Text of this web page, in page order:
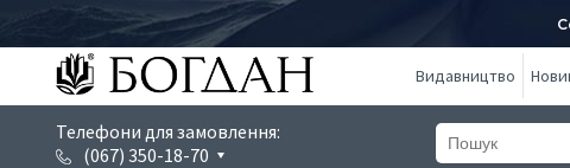
Видавництво
Телефони для замовлення:
(067) 350-18-70